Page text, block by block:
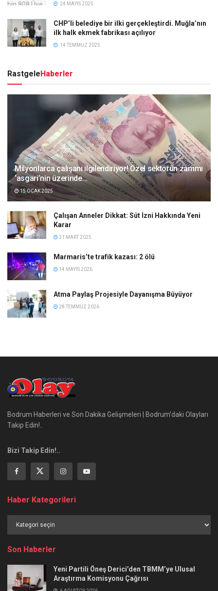
24 MAYIS 2025
CHP’li belediye bir ilki gerçekleştirdi. Muğla’nın
ilk halk ekmek fabrikası açılıyor
14 TEMMUZ 2025
RastgeleHaberler
Milyonlarca çalışanı ilgilendiriyor! Özel sektörün zammı
‘asgari’nin üzerinde…
15 OCAK 2025
Çalışan Anneler Dikkat: Süt İzni Hakkında Yeni
Karar
21 MART 2025
Marmaris’te trafik kazası: 2 ölü
14 MAYIS 2026
Atma Paylaş Projesiyle Dayanışma Büyüyor
28 TEMMUZ 2026
Bodrum Haberleri ve Son Dakika Gelişmeleri | Bodrum’daki Olayları
Takip Edin!..
Bizi Takip Edin!..
Haber Kategorileri
Kategorileri
Son Haberler
Yeni Partili Öneş Derici’den TBMM’ye Ulusal
Araştırma Komisyonu Çağrısı